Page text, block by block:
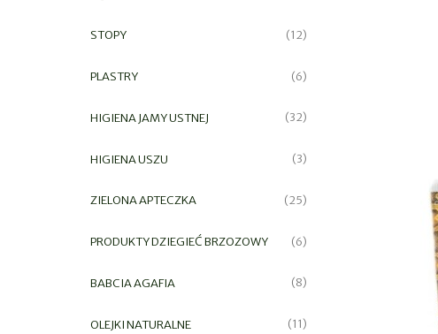
STOPY (12)
PLASTRY (6)
HIGIENA JAMY USTNEJ (32)
HIGIENA USZU (3)
ZIELONA APTECZKA (25)
PRODUKTY DZIEGIEĆ BRZOZOWY (6)
BABCIA AGAFIA (8)
OLEJKI NATURALNE (11)